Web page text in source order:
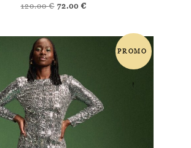
120.00€ Le
120.00 €.
72.00 €Le
72.00 €.PROMO
!